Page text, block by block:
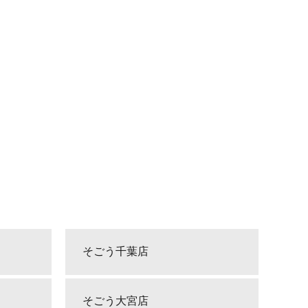
そごう千葉店
そごう大宮店